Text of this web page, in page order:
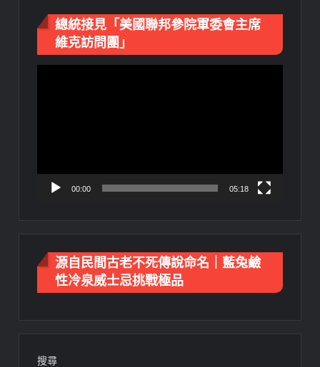
總統接見「美國聯邦參院軍委會主席
維克訪問團」
00:00 05:18
源自民間古老不死傳說命名｜藍兔鹼
性冷泉威士忌挑戰極品
搜尋